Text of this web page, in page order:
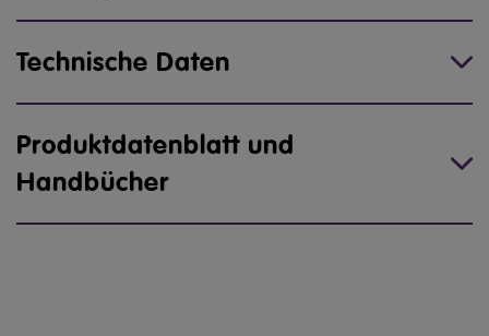
Technische Daten
Produktdatenblatt und
Handbücher